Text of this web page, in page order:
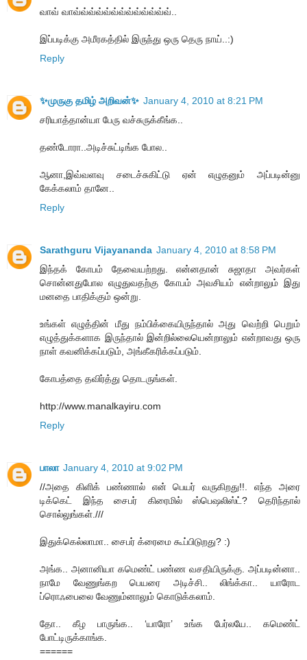
வாவ் வாவ்வ்வ்வ்வ்வ்வ்வ்வ்வ்வ்வ்வ்..
இப்படிக்கு அமீரகத்தில் இருந்து ஒரு தெரு நாய்..:)
Reply
✨முருகு தமிழ் அறிவன்✨ January 4, 2010 at 8:21 PM
சரியாத்தான்யா பேரு வச்சுருக்கீங்க..
தண்டோரா..அடிச்சுட்டிங்க போல..
ஆனா,இவ்வளவு சடைச்சுகிட்டு ஏன் எழுதனும் அப்படின்னு
கேக்கலாம் தானே..
Reply
Sarathguru Vijayananda January 4, 2010 at 8:58 PM
இந்தக் கோபம் தேவையற்றது. என்னதான் சுஜாதா அவர்கள்
சொன்னதுபோல எழுதுவதற்கு கோபம் அவசியம் என்றாலும் இது
மனதை பாதிக்கும் ஒன்று.
உங்கள் எழுத்தின் மீது நம்பிக்கையிருந்தால் அது வெற்றி பெறும்
எழுத்துக்களாக இருந்தால் இன்றில்லையென்றாலும் என்றாவது ஒரு
நாள் கவனிக்கப்படும், அங்கீகரிக்கப்படும்.
கோபத்தை தவிர்த்து தொடருங்கள்.
http://www.manalkayiru.com
Reply
பாலா January 4, 2010 at 9:02 PM
//அதை கிளிக் பண்ணால் என் பெயர் வருகிறது!!. எந்த அரை
டிக்கெட் இந்த சைபர் கிரைமில் ஸ்பெஷலிஸ்ட்? தெரிந்தால்
சொல்லுங்கள்.///
இதுக்கெல்லாமா.. சைபர் க்ரைமை கூப்பிடுறது? :)
அங்க.. அனானியா கமெண்ட் பண்ண வசதியிருக்கு. அப்படின்னா..
நாமே வேணுங்கற பெயரை அடிச்சி.. லிங்க்கா.. யாரோட
ப்ரொஃபைலை வேணும்னாலும் கொடுக்கலாம்.
தோ.. கீழ பாருங்க.. ‘யாரோ’ உங்க பேர்லயே.. கமெண்ட்
போட்டிருக்காங்க.
======